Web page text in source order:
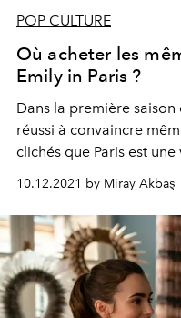
POP CULTURE
Où acheter les
Emily in Paris ?
Dans la première saison
réussi à convaincre
clichés que Paris est
bonne nouvelle pour
ses portes où vous
la deuxième saison.
10.12.2021 by Miray Akbaş